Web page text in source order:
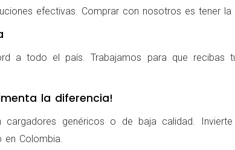
efectivas. Comprar con nosotros es tener la
a todo el país. Trabajamos para que recibas
la diferencia!
genéricos o de baja calidad.
en Colombia.